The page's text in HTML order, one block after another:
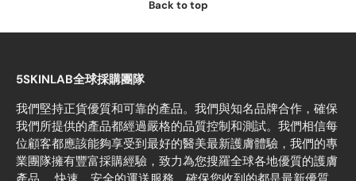
Back to top
5SKINLAB全球採購團隊
我們堅持正貨優質和可靠的產品。我們與知名品牌合作，確保
我們所提供的產品都經過嚴格的品質控制和測試。我們相信每
位顧客都應該能夠享受到最好的醫美最新護膚體驗，我們的專
業團隊擁有豐富採購經驗，致力為您搜羅全球各地優質的護膚